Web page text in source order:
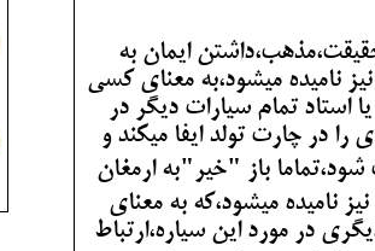
ایمان به
نامیده میشود،به معنای کسی
استاد تمام سیارات دیگر در
در چارت تولد ایفا میکند و
باز "خیر"به ارمغان
میاورد.در استرولوژی سنتی،ژوپیتر سیاره خیر اعظم یا Great Benefic نیز نامیده میشود،که به معنای
در مورد این سیاره،ارتباط